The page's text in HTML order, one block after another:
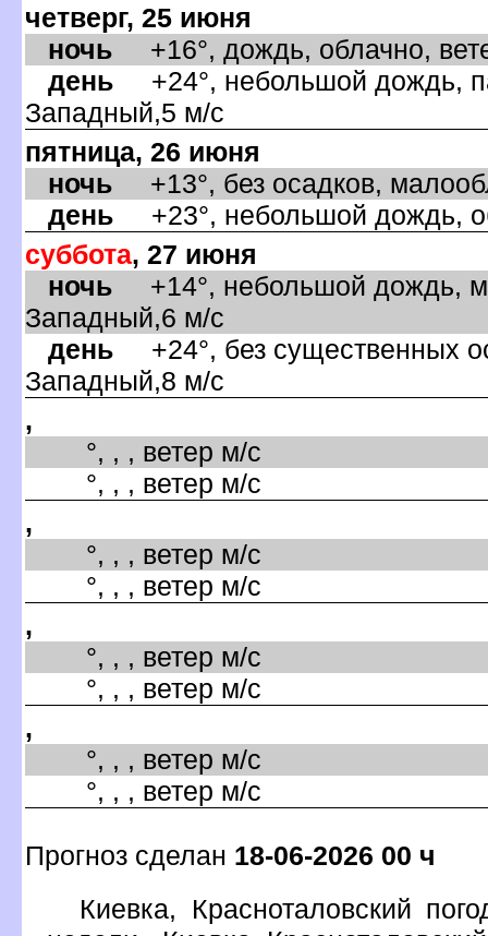
четверг, 25 июня
ночь +16°, дождь, облачно,
день +24°, небольшой дождь,
Западный,5 м/с
пятница, 26 июня
ночь +13°, без осадков,
день +23°, небольшой дождь,
суббота, 27 июня
ночь +14°, небольшой дождь,
Западный,6 м/с
день +24°, без существенных
Западный,8 м/с
,
°, , , ветер м/с
°, , , ветер м/с
,
°, , , ветер м/с
°, , , ветер м/с
,
°, , , ветер м/с
°, , , ветер м/с
,
°, , , ветер м/с
°, , , ветер м/с
Прогноз сделан 18-06-2026 00 ч
Киевка, Красноталовский